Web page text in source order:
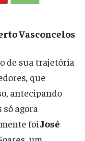
Vasconcelos
de sua trajetória
que
antecipando
agora
foi José